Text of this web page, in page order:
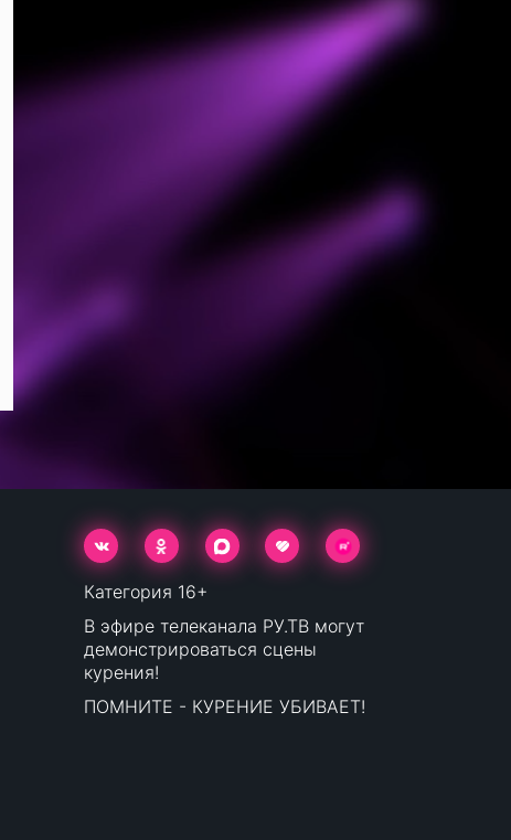
Категория 16+
В эфире телеканала РУ.ТВ могут
демонстрироваться сцены
курения!
ПОМНИТЕ - КУРЕНИЕ УБИВАЕТ!